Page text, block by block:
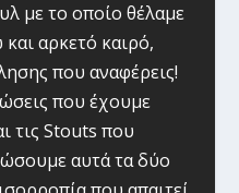
με το οποίο θέλαμε
αρκετό καιρό,
που αναφέρεις!
που έχουμε
τις Stouts που
αυτά τα δύο